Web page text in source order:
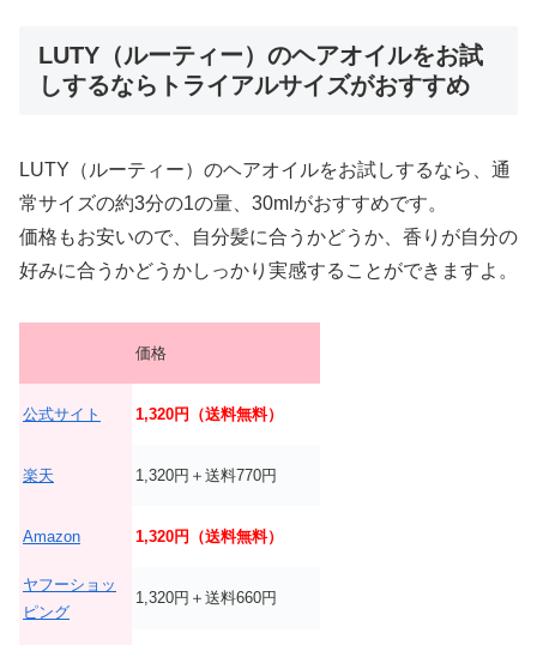
LUTY（ルーティー）のヘアオイルをお試
しするならトライアルサイズがおすすめ
LUTY（ルーティー）のヘアオイルをお試しするなら、通
常サイズの約3分の1の量、30mlがおすすめです。
価格もお安いので、自分髪に合うかどうか、香りが自分の
好みに合うかどうかしっかり実感することができますよ。
価格
公式サイト 1,320円（送料無料）
楽天 1,320円＋送料770円
Amazon 1,320円（送料無料）
ヤフーショッ
ピング
1,320円＋送料660円